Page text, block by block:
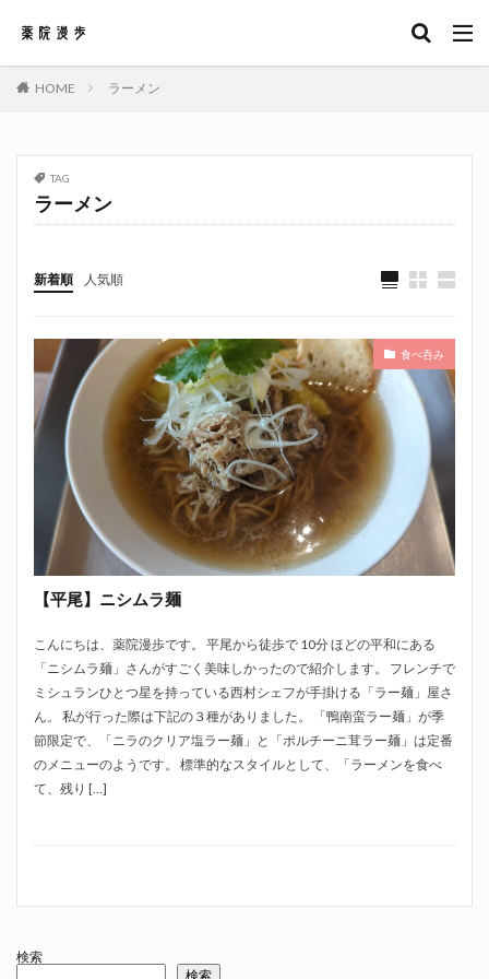
HOME ラーメン
TAG
ラーメン
新着順 人気順
食べ呑み
【平尾】ニシムラ麺
こんにちは、薬院漫歩です。 平尾から徒歩で 10分 ほどの平和にある
「ニシムラ麺」さんがすごく美味しかったので紹介します。 フレンチで
ミシュランひとつ星を持っている西村シェフが手掛ける「ラー麺」屋さ
ん。 私が行った際は下記の３種がありました。 「鴨南蛮ラー麺」が季
節限定で、「ニラのクリア塩ラー麺」と「ポルチーニ茸ラー麺」は定番
のメニューのようです。 標準的なスタイルとして、「ラーメンを食べ
て、残り […]
検索
検索
タグ
うどん
検索